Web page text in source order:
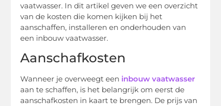
vaatwasser. In dit artikel geven we een overzicht
van de kosten die komen kijken bij het
aanschaffen, installeren en onderhouden van
een inbouw vaatwasser.
Aanschafkosten
Wanneer je overweegt een inbouw vaatwasser
aan te schaffen, is het belangrijk om eerst de
aanschafkosten in kaart te brengen. De prijs van